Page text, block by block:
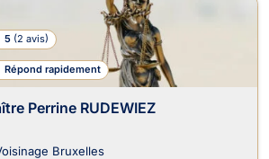
5 (2 avis)
Répond rapidement
Perrine RUDEWIEZ
Bruxelles